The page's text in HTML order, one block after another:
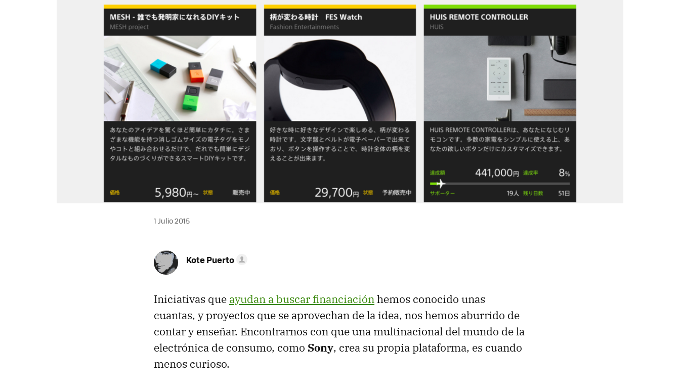
1 Julio 2015
Kote Puerto
Iniciativas que ayudan a buscar financiaciónhemos conocido unas
cuantas, y proyectos que se aprovechan de la idea, nos hemos aburrido de
contar y enseñar. Encontrarnos con que una multinacional del mundo de la
electrónica de consumo, como Sony, crea su propia plataforma, es cuando
menos curioso.